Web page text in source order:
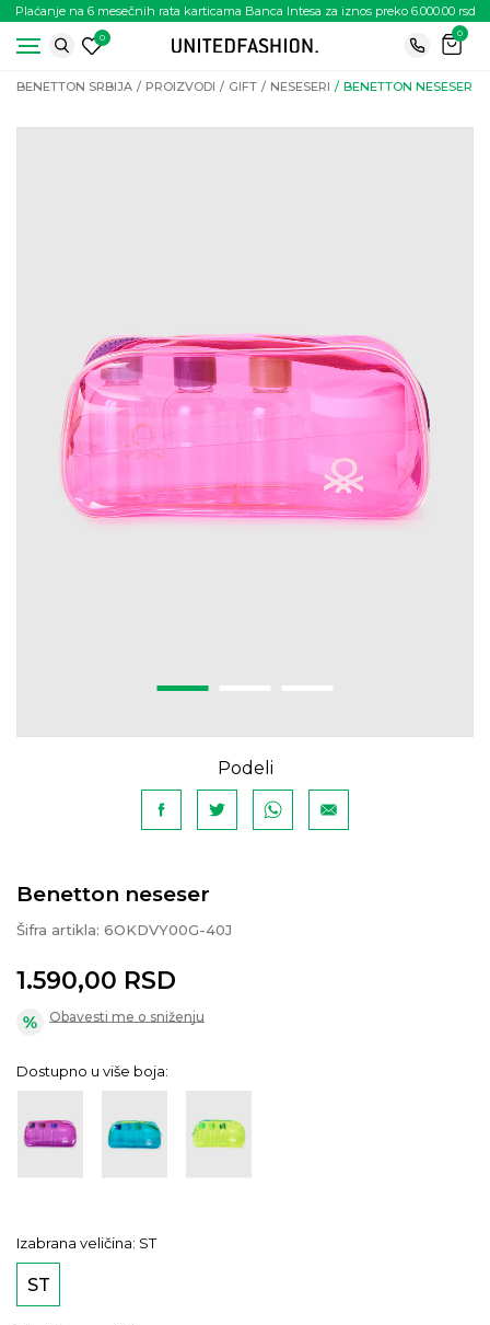
Plaćanje na 6 mesečnih rata karticama Banca Intesa za iznos preko 6.000.00 rsd
0
0
BENETTON SRBIJA PROIZVODI GIFT NESESERI BENETTON NESESER
Podeli
Benetton neseser
Šifra artikla: 6OKDVY00G-40J
1.590,00 RSD
Obavesti me o sniženju
Dostupno u više boja:
Izabrana veličina: ST
ST